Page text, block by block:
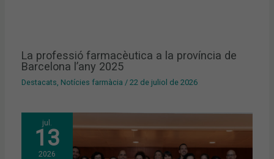
La professió farmacèutica a la província de
Barcelona l’any 2025
Destacats Notícies farmàcia /22 de juliol de 2026
jul.
13
2026